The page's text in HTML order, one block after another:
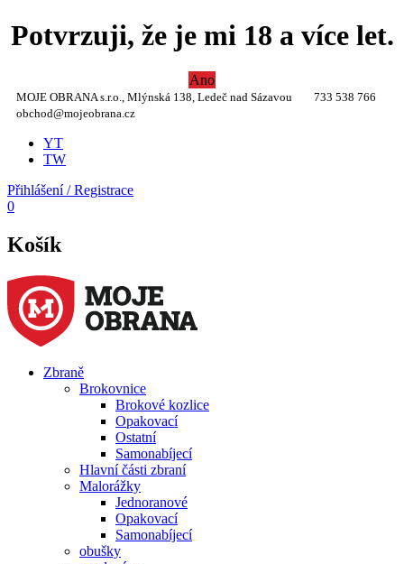
Potvrzuji, že je mi 18 a více let.
Ano
MOJE OBRANA s.r.o., Mlýnská 138, Ledeč nad Sázavou
733 538 766
obchod@mojeobrana.cz
YT
TW
Přihlášení / Registrace
0
Košík
Zbraně
Brokovnice
Brokové kozlice
Opakovací
Ostatní
Samonabíjecí
Hlavní části zbraní
Malorážky
Jednoranové
Opakovací
Samonabíjecí
obušky